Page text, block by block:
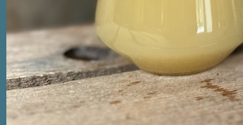
6pack2go
Alkoholfri
Glutenfri
Vegan/Vegansk
Black week
Juleøl